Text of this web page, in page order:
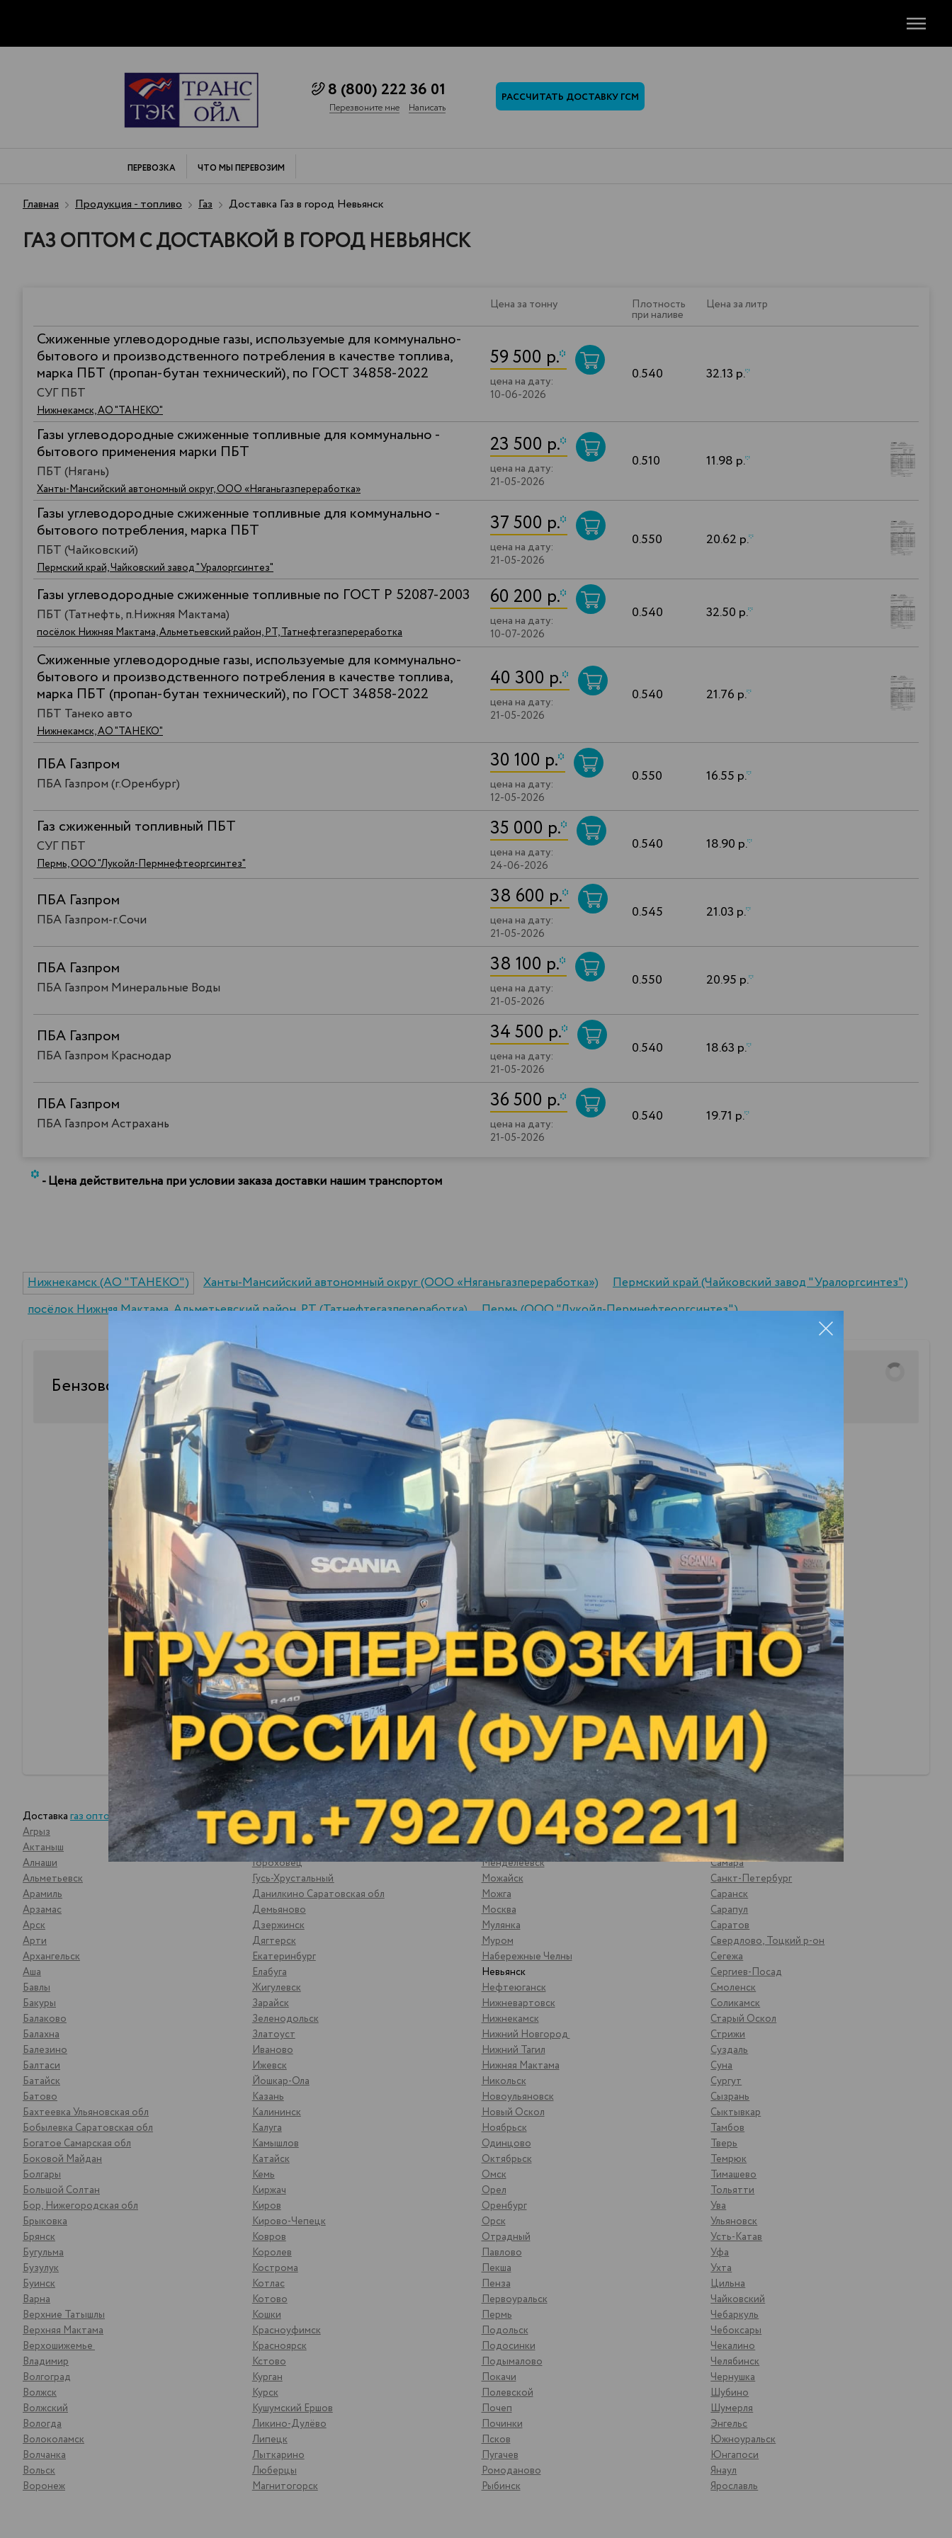
8 (800) 222 36 01
Перезвоните мне Написать
РАССЧИТАТЬ ДОСТАВКУ ГСМ
ПЕРЕВОЗКА ЧТО МЫ ПЕРЕВОЗИМ
Главная Продукция - топливо Газ Доставка Газ в город Невьянск
ГАЗ ОПТОМ С ДОСТАВКОЙ В ГОРОД НЕВЬЯНСК
Цена за тонну Плотность
при наливе
Цена за литр
Сжиженные углеводородные газы, используемые для коммунально-
бытового и производственного потребления в качестве топлива,
марка ПБТ (пропан-бутан технический), по ГОСТ 34858-2022
СУГ ПБТ
Нижнекамск, АО "ТАНЕКО"
59 500 р.*
цена на дату:
10-06-2026
0.540 32.13 р.*
Газы углеводородные сжиженные топливные для коммунально -
бытового применения марки ПБТ
ПБТ (Нягань)
Ханты-Мансийский автономный округ, ООО «Няганьгазпереработка»
23 500 р.*
цена на дату:
21-05-2026
0.510 11.98 р.*
Газы углеводородные сжиженные топливные для коммунально -
бытового потребления, марка ПБТ
ПБТ (Чайковский)
Пермский край, Чайковский завод "Уралоргсинтез"
37 500 р.*
цена на дату:
21-05-2026
0.550 20.62 р.*
Газы углеводородные сжиженные топливные по ГОСТ Р 52087-2003
ПБТ (Татнефть, п.Нижняя Мактама)
посёлок Нижняя Мактама, Альметьевский район, РТ, Татнефтегазпереработка
60 200 р.*
цена на дату:
10-07-2026
0.540 32.50 р.*
Сжиженные углеводородные газы, используемые для коммунально-
бытового и производственного потребления в качестве топлива,
марка ПБТ (пропан-бутан технический), по ГОСТ 34858-2022
ПБТ Танеко авто
Нижнекамск, АО "ТАНЕКО"
40 300 р.*
цена на дату:
21-05-2026
0.540 21.76 р.*
ПБА Газпром
ПБА Газпром (г.Оренбург)
30 100 р.*
цена на дату:
12-05-2026
0.550 16.55 р.*
Газ сжиженный топливный ПБТ
СУГ ПБТ
Пермь, ООО "Лукойл-Пермнефтеоргсинтез"
35 000 р.*
цена на дату:
24-06-2026
0.540 18.90 р.*
ПБА Газпром
ПБА Газпром-г.Сочи
38 600 р.*
цена на дату:
21-05-2026
0.545 21.03 р.*
ПБА Газпром
ПБА Газпром Минеральные Воды
38 100 р.*
цена на дату:
21-05-2026
0.550 20.95 р.*
ПБА Газпром
ПБА Газпром Краснодар
34 500 р.*
цена на дату:
21-05-2026
0.540 18.63 р.*
ПБА Газпром
ПБА Газпром Астрахань
36 500 р.*
цена на дату:
21-05-2026
0.540 19.71 р.*
* - Цена действительна при условии заказа доставки нашим транспортом
Нижнекамск (АО "ТАНЕКО") Ханты-Мансийский автономный округ (ООО «Няганьгазпереработка»)
Пермский край (Чайковский завод "Уралоргсинтез")
посёлок Нижняя Мактама, Альметьевский район, РТ (Татнефтегазпереработка)
Пермь (ООО "Лукойл-Пермнефтеоргсинтез")
Бензовоз 30куб. стоимость доставки до города Невьянск:
стоимость доставки 1 литра до города Невьянск: стоимость доставки 1 тонны до города Невьянск:
Доставкагаз оптом
Агрыз
Актаныш
Алнаши
Альметьевск
Арамиль
Арзамас
Арск
Арти
Архангельск
Аша
Бавлы
Бакуры
Балаково
Балахна
Балезино
Балтаси
Батайск
Батово
Бахтеевка Ульяновская обл
Бобылевка Саратовская обл
Богатое Самарская обл
Боковой Майдан
Болгары
Большой Солтан
Бор, Нижегородская обл
Брыковка
Брянск
Бугульма
Бузулук
Буинск
Варна
Верхние Татышлы
Верхняя Мактама
Верхошижемье
Владимир
Волгоград
Волжск
Волжский
Вологда
Волоколамск
Волчанка
Вольск
Воронеж
Воткинск
Вятские Поляны
Гороховец
Гусь-Хрустальный
Данилкино Саратовская обл
Демьяново
Дзержинск
Дягтерск
Екатеринбург
Елабуга
Жигулевск
Зарайск
Зеленодольск
Златоуст
Иваново
Ижевск
Йошкар-Ола
Казань
Калининск
Калуга
Камышлов
Катайск
Кемь
Киржач
Киров
Кирово-Чепецк
Ковров
Королев
Кострома
Котлас
Котово
Кошки
Красноуфимск
Красноярск
Кстово
Курган
Курск
Кушумский Ершов
Ликино-Дулёво
Липецк
Лыткарино
Люберцы
Магнитогорск
Малая Вишера
Малая Пурга
Менделеевск
Можайск
Можга
Москва
Мулянка
Муром
Набережные Челны
Невьянск
Нефтеюганск
Нижневартовск
Нижнекамск
Нижний Новгород
Нижний Тагил
Нижняя Мактама
Никольск
Новоульяновск
Новый Оскол
Ноябрьск
Одинцово
Октябрьск
Омск
Орел
Оренбург
Орск
Отрадный
Павлово
Пекша
Пенза
Первоуральск
Пермь
Подольск
Подосинки
Подымалово
Покачи
Полевской
Почеп
Починки
Псков
Пугачев
Ромоданово
Рыбинск
Рыбная Слобода
Рязань
Самара
Санкт-Петербург
Саранск
Сарапул
Саратов
Свердлово, Тоцкий р-он
Сегежа
Сергиев-Посад
Смоленск
Соликамск
Старый Оскол
Стрижи
Суздаль
Суна
Сургут
Сызрань
Сыктывкар
Тамбов
Тверь
Темрюк
Тимашево
Тольятти
Ува
Ульяновск
Усть-Катав
Уфа
Ухта
Цильна
Чайковский
Чебаркуль
Чебоксары
Чекалино
Челябинск
Чернушка
Шубино
Шумерля
Энгельс
Южноуральск
Юнгапоси
Янаул
Ярославль